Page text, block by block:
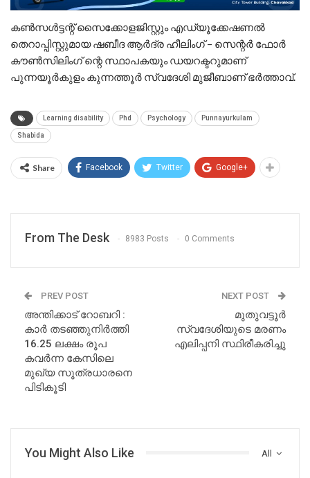
കൺസൾട്ടന്റ് സൈക്കോളജിസ്റ്റും എഡ്യൂക്കേഷണൽ
തെറാപ്പിസ്റ്റുമായ ഷബീദ ആർദ്ര ഹീലിംഗ് – സെന്റർ ഫോർ
കൗൺസിലിംഗ് ന്റെ ​സ്ഥാപകയും ഡയറക്ടറുമാണ്
പുന്നയൂർകുളം കുന്നത്തൂർ സ്വദേശി മുജീബാണ് ഭർത്താവ്.
Learning disability Phd Psychology Punnayurkulam
Shabida
Share Facebook Twitter Google+
From The Desk 8983 Posts 0 Comments
PREV POST
അന്തിക്കാട് റോബറി :
കാർ തടഞ്ഞുനിർത്തി
16.25 ലക്ഷം രൂപ
കവർന്ന കേസിലെ
മുഖ്യ സൂത്രധാരനെ
പിടികൂടി
NEXT POST
മുതുവട്ടൂർ
സ്വദേശിയുടെ മരണം
എലിപ്പനി സ്ഥിരീകരിച്ചു
All
You Might Also Like